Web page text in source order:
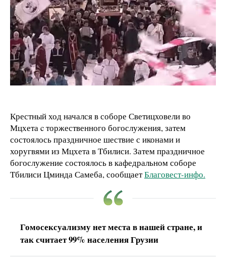
Крестный ход начался в соборе Светицховели во
Мцхета c торжественного богослужения, затем
состоялось праздничное шествие с иконами и
хоругвями из Мцхета в Тбилиси. Затем праздничное
богослужение состоялось в кафедральном соборе
Тбилиси Цминда Самеба, сообщаетБлаговест-инфо.
Гомосексуализму нет места в нашей стране, и
так считает 99% населения Грузии